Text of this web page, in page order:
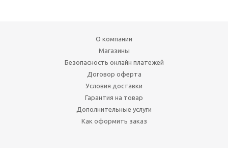
О компании
Магазины
Безопасность онлайн платежей
Договор оферта
Условия доставки
Гарантия на товар
Дополнительные услуги
Как оформить заказ